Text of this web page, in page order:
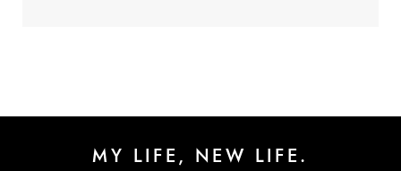
MY LIFE, NEW LIFE.